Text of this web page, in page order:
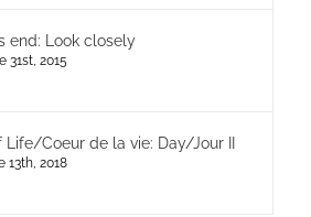
end: Look closely
31st, 2015
Life/Coeur de la vie: Day/Jour II
13th, 2018